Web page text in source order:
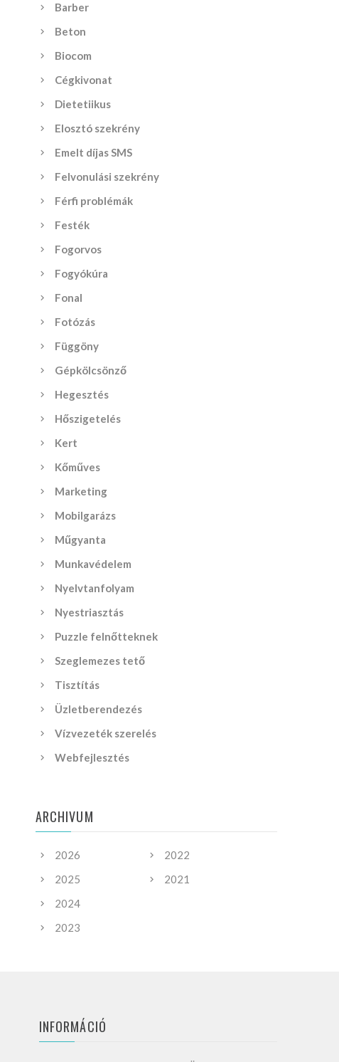
Barber
Beton
Biocom
Cégkivonat
Dietetiikus
Elosztó szekrény
Emelt díjas SMS
Felvonulási szekrény
Férfi problémák
Festék
Fogorvos
Fogyókúra
Fonal
Fotózás
Függöny
Gépkölcsönző
Hegesztés
Hőszigetelés
Kert
Kőműves
Marketing
Mobilgarázs
Műgyanta
Munkavédelem
Nyelvtanfolyam
Nyestriasztás
Puzzle felnőtteknek
Szeglemezes tető
Tisztítás
Üzletberendezés
Vízvezeték szerelés
Webfejlesztés
ARCHIVUM
2026
2025
2024
2023
2022
2021
INFORMÁCIÓ